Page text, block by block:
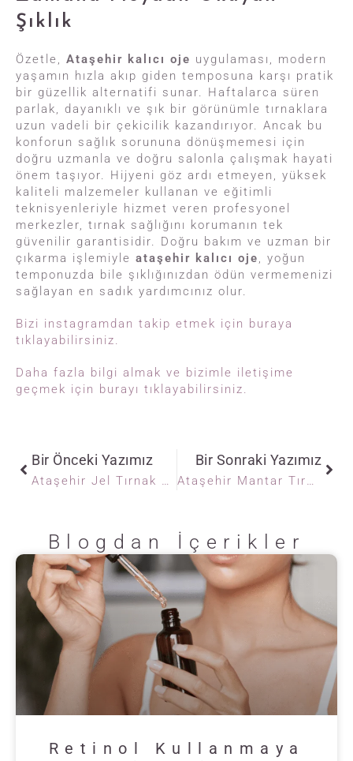
Şıklık
Özetle, Ataşehir kalıcı oje uygulaması, modern
yaşamın hızla akıp giden temposuna karşı pratik
bir güzellik alternatifi sunar. Haftalarca süren
parlak, dayanıklı ve şık bir görünümle tırnaklara
uzun vadeli bir çekicilik kazandırıyor. Ancak bu
konforun sağlık sorununa dönüşmemesi için
doğru uzmanla ve doğru salonla çalışmak hayati
önem taşıyor. Hijyeni göz ardı etmeyen, yüksek
kaliteli malzemeler kullanan ve eğitimli
teknisyenleriyle hizmet veren profesyonel
merkezler, tırnak sağlığını korumanın tek
güvenilir garantisidir. Doğru bakım ve uzman bir
çıkarma işlemiyle ataşehir kalıcı oje, yoğun
temponuzda bile şıklığınızdan ödün vermemenizi
sağlayan en sadık yardımcınız olur.
Bizi instagramdan takip etmek için buraya
tıklayabilirsiniz.
Daha fazla bilgi almak ve bizimle iletişime
geçmek için burayı tıklayabilirsiniz.
Bir Önceki Yazımız
Ataşehir Jel Tırnak Rehberi: Mükemmel Tırnakların Sırrı
Bir Sonraki Yazımız
Ataşehir Mantar Tırnak Tedavisi: Sağlıklı Tırnaklar
Blogdan İçerikler
Retinol Kullanmaya